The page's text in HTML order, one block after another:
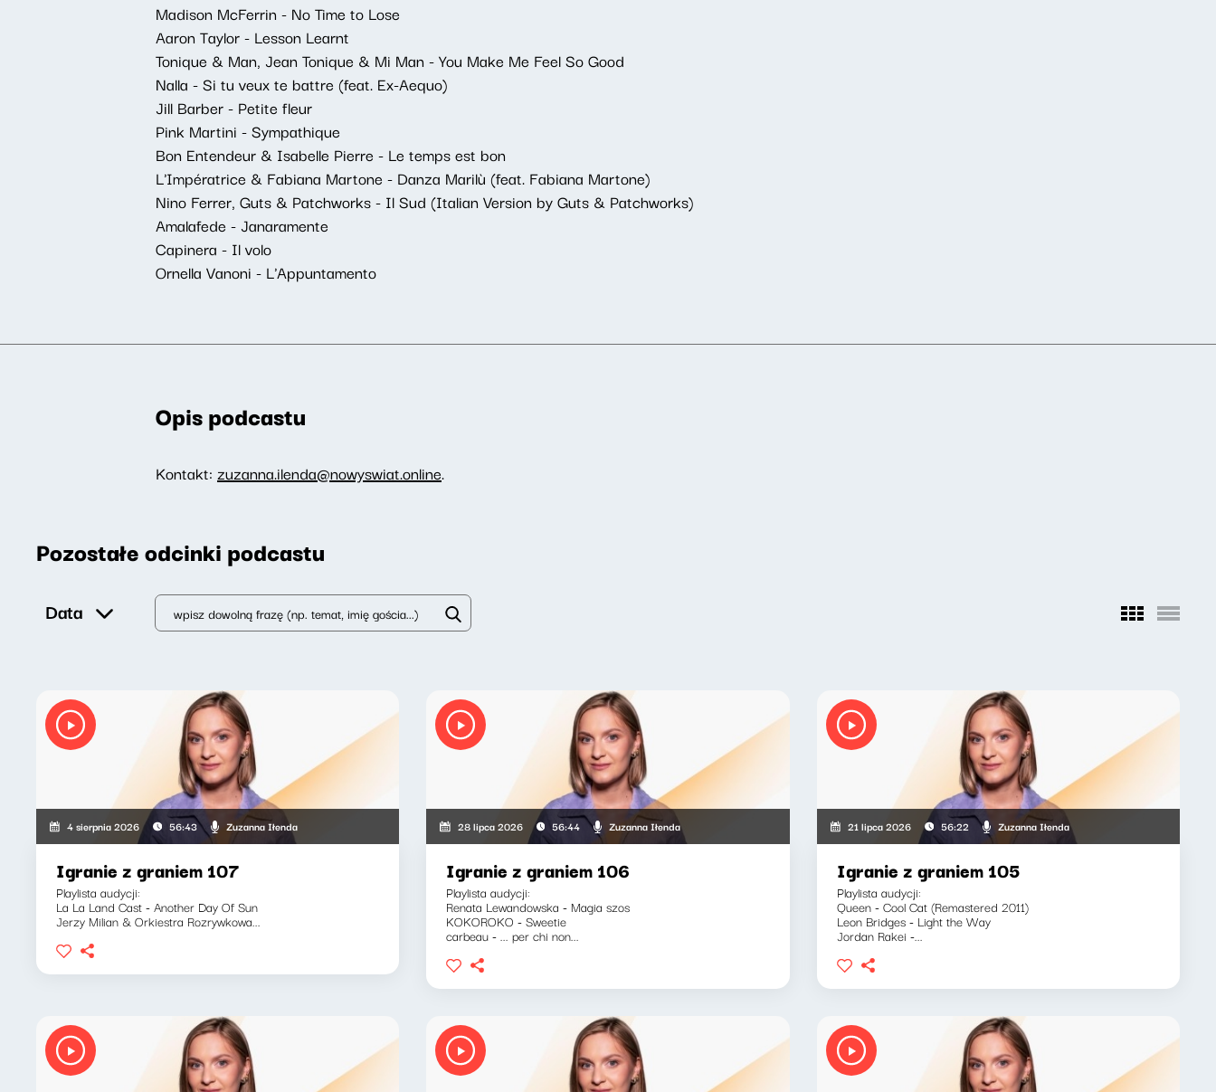
Madison McFerrin - No Time to Lose
Aaron Taylor - Lesson Learnt
Tonique & Man, Jean Tonique & Mi Man - You Make Me Feel So Good
Nalla - Si tu veux te battre (feat. Ex-Aequo)
Jill Barber - Petite fleur
Pink Martini - Sympathique
Bon Entendeur & Isabelle Pierre - Le temps est bon
L'Impératrice & Fabiana Martone - Danza Marilù (feat. Fabiana Martone)
Nino Ferrer, Guts & Patchworks - Il Sud (Italian Version by Guts & Patchworks)
Amalafede - Janaramente
Capinera - Il volo
Ornella Vanoni - L'Appuntamento
Opis podcastu
Kontakt: zuzanna.ilenda@nowyswiat.online.
Pozostałe odcinki podcastu
Data
4 sierpnia 2026 56:43 Zuzanna Iłenda
Igranie z graniem 107
Playlista audycji:
La La Land Cast - Another Day Of Sun
Jerzy Milian & Orkiestra Rozrywkowa...
28 lipca 2026 56:44 Zuzanna Iłenda
Igranie z graniem 106
Playlista audycji:
Renata Lewandowska - Magia szos
KOKOROKO - Sweetie
carbeau - ... per chi non...
21 lipca 2026 56:22 Zuzanna Iłenda
Igranie z graniem 105
Playlista audycji:
Queen - Cool Cat (Remastered 2011)
Leon Bridges - Light the Way
Jordan Rakei -...